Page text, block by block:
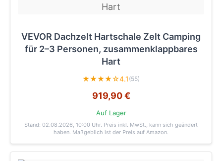
VEVOR Dachzelt Hartschale Zelt Camping
für 2–3 Personen, zusammenklappbares
Hart
★★★★☆4.1 (55)
919,90 €
Auf Lager
Stand: 02.08.2026, 10:00 Uhr. Preis inkl. MwSt., kann sich geändert
haben. Maßgeblich ist der Preis auf Amazon.